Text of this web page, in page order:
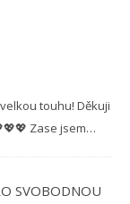
touhu! Děkuji
Zase jsem…
SVOBODNOU